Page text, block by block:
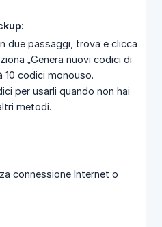
due passaggi, trova e clicca
„Genera nuovi codici di
10 codici monouso.
per usarli quando non hai
metodi.
connessione Internet o